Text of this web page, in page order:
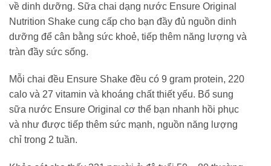
về dinh dưỡng. Sữa chai dạng nước Ensure Original
Nutrition Shake cung cấp cho bạn đầy đủ nguồn dinh
dưỡng để cân bằng sức khoẻ, tiếp thêm năng lượng và
tràn đầy sức sống.
Mỗi chai đều Ensure Shake đều có 9 gram protein, 220
calo và 27 vitamin và khoáng chất thiết yếu. Bổ sung
sữa nước Ensure Original cơ thể bạn nhanh hồi phục
và như được tiếp thêm sức mạnh, nguồn năng lượng
chỉ trong 2 tuần.